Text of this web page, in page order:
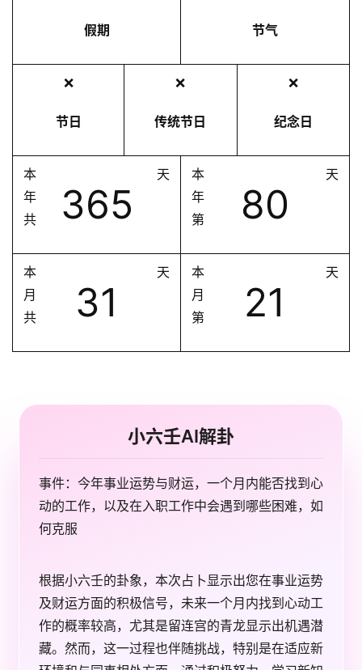
假期 节气
❌
节日
❌
传统节日
❌
纪念日
本
年
共
365
天
本
年
第
80
天
本
月
共
31
天
本
月
第
21
天
小六壬AI解卦
事件：今年事业运势与财运，一个月内能否找到心
动的工作，以及在入职工作中会遇到哪些困难，如
何克服
根据小六壬的卦象，本次占卜显示出您在事业运势
及财运方面的积极信号，未来一个月内找到心动工
作的概率较高，尤其是留连宫的青龙显示出机遇潜
藏。然而，这一过程也伴随挑战，特别是在适应新